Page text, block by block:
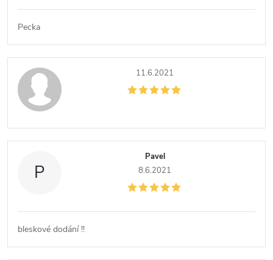
Pecka
11.6.2021
P
Pavel
8.6.2021
bleskové dodání !!